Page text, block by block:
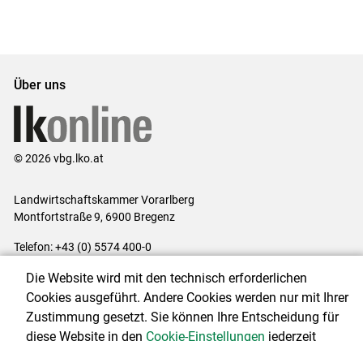
Über uns
© 2026 vbg.lko.at
Landwirtschaftskammer Vorarlberg
Montfortstraße 9, 6900 Bregenz
Telefon: +43 (0) 5574 400-0
Impressum|Kontakt|Datenschutzerklärung|Barrierefreiheit|
Cookie-Einstellungen
Die Website wird mit den technisch erforderlichen
Cookies ausgeführt. Andere Cookies werden nur mit Ihrer
Zustimmung gesetzt. Sie können Ihre Entscheidung für
diese Website in den Cookie-Einstellungen jederzeit